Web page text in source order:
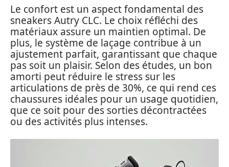
Le confort est un aspect fondamental des
sneakers Autry CLC. Le choix réfléchi des
matériaux assure un maintien optimal. De
plus, le système de laçage contribue à un
ajustement parfait, garantissant que chaque
pas soit un plaisir. Selon des études, un bon
amorti peut réduire le stress sur les
articulations de près de 30%, ce qui rend ces
chaussures idéales pour un usage quotidien,
que ce soit pour des sorties décontractées
ou des activités plus intenses.